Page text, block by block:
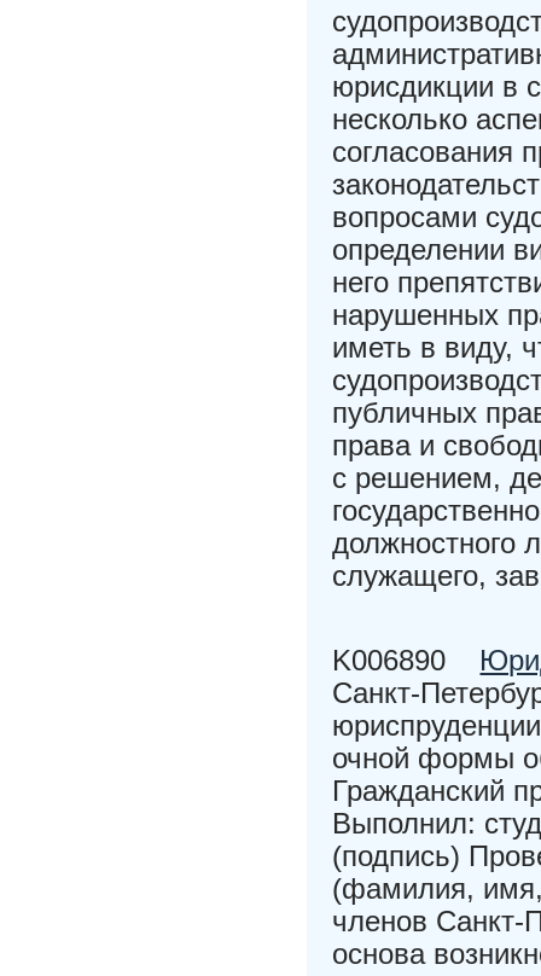
юрисдикции в
несколько
согласования
вопросами
определении
него
нарушенных
иметь в виду,
публичных
права и
с решением,
должностного
служащего,
K006890
Санкт-
очной формы
Гражданский
Выполнил:
(подпись)
(фамилия,
членов Санкт-
основа